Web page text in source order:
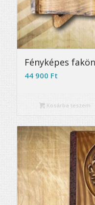
Fényképes
44 900 Ft
Kosárba teszem